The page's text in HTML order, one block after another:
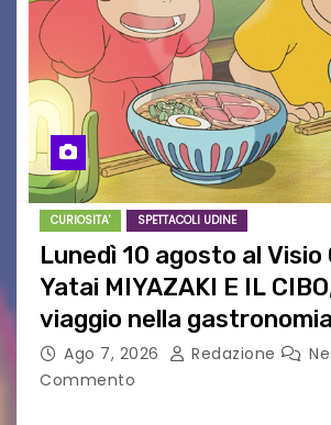
CURIOSITA' SPETTACOLI UDINE
Lunedì 10 agosto al Visio
Yatai MIYAZAKI E IL
viaggio nella
nei film di Hayao
Ago 7, 2026 Redazione
Commento